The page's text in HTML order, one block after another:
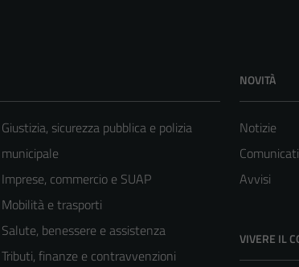
Giustizia, sicurezza pubblica e polizia
municipale
Imprese, commercio e SUAP
Mobilità e trasporti
Salute, benessere e assistenza
Tributi, finanze e contravvenzioni
NOVITÀ
Notizie
Comunicati
Avvisi
VIVERE IL